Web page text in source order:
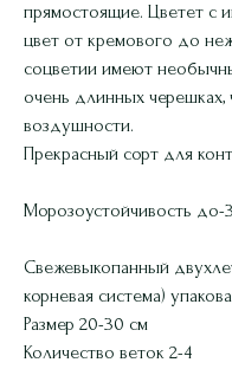
прямостоящие. Цветет с
цвет от кремового до
соцветии имеют
очень длинных
воздушности.
Прекрасный сорт для
Морозоустойчивость до-
Свежевыкопанный
корневая система)
Размер 20-30 см
Количество веток 2-4